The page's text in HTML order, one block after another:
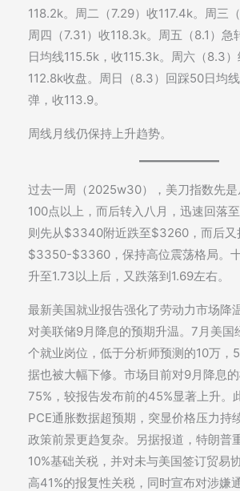
118.2k。周二（7.29）收117.4k。周三
周四（7.31）收118.3k。周五（8.1）
日均线115.5k，收115.3k。周六（8.3
112.8k收盘。周日（8.3）回踩50日均
弹，收113.9。
周线月线仍保持上升趋势。
过去一周（2025w30），美刀指数先
100点以上，而后转入八月，迅速回落
则先从$3340附近跌至$3260，而后又
$3350-$3360，保持高位震荡格局。
升至1.73以上后，又跌落到1.69左右。
最新美国就业报告强化了劳动力市场降
对美联储9月降息的预期升温。7月美国
个就业岗位，低于分析师预测的10万，
据也被大幅下修。市场目前对9月降息
75%，较报告发布前的45%显著上升。
PCE通胀数据超预期，突显价格压力持
政策前景更趋复杂。另据报道，特朗普
10%基础关税，并对未与美国签订贸易
高41%的报复性关税，同时宣布对涉嫌